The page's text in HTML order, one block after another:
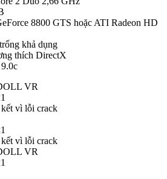
8800 GTS hoặc ATI Radeon HD
khả dụng
thích DirectX
VR
vì lỗi crack
vì lỗi crack
VR